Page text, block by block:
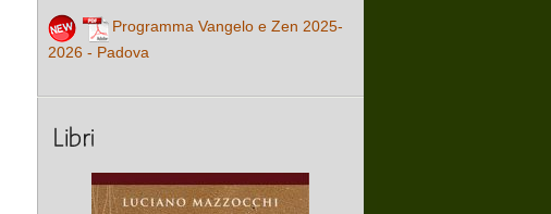
Programma Vangelo e Zen 2025-
2026 - Padova